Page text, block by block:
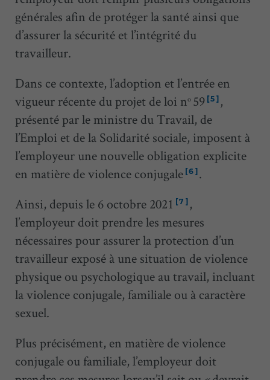
générales afin de protéger la santé ainsi que
d’assurer la sécurité et l’intégrité du
travailleur.
Dans ce contexte, l’adoption et l’entrée en
vigueur récente du projet de loi no 59 [5] ,
présenté par le ministre du Travail, de
l’Emploi et de la Solidarité sociale, imposent à
l’employeur une nouvelle obligation explicite
en matière de violence conjugale [6] .
Ainsi, depuis le 6 octobre 2021 [7] ,
l’employeur doit prendre les mesures
nécessaires pour assurer la protection d’un
travailleur exposé à une situation de violence
physique ou psychologique au travail, incluant
la violence conjugale, familiale ou à caractère
sexuel.
Plus précisément, en matière de violence
conjugale ou familiale, l’employeur doit